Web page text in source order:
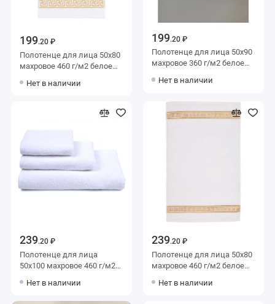
199.20 ₽
Полотенце для лица 50х80
махровое 460 г/м2 белое
Нет в наличии
199.20 ₽
Полотенце для лица 50х90
махровое 360 г/м2 белое
Нет в наличии
239.20 ₽
Полотенце для лица
50х100 махровое 460 г/м2
Донецкая мануфактура Da
Нет в наличии
239.20 ₽
Полотенце для лица 50х80
махровое 460 г/м2 белое
Нет в наличии